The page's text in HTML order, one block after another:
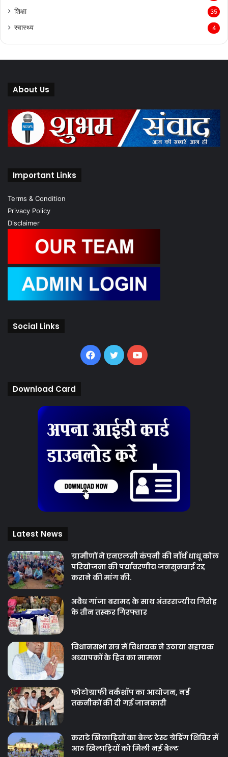
शिक्षा 35
स्वास्थ्य 4
About Us
Important Links
Terms & Condition
Privacy Policy
Disclaimer
Social Links
Facebook
TwitterYouTube
Download Card
Latest News
ग्रामीणों ने एनएलसी कंपनी की नॉर्थ धाधू कोल
परियोजना की पर्यावरणीय जनसुनवाई रद्द
कराने की मांग की.
अवैध गांजा बरामद के साथ अंतरराज्यीय गिरोह
के तीन तस्कर गिरफ्तार
विधानसभा सत्र में विधायक ने उठाया सहायक
अध्यापकों के हित का मामला
फोटोग्राफी वर्कशॉप का आयोजन, नई
तकनीकों की दी गई जानकारी
कराटे खिलाड़ियों का बेल्ट टेस्ट ग्रेडिंग शिविर में
आठ खिलाड़ियों को मिली नई बेल्ट